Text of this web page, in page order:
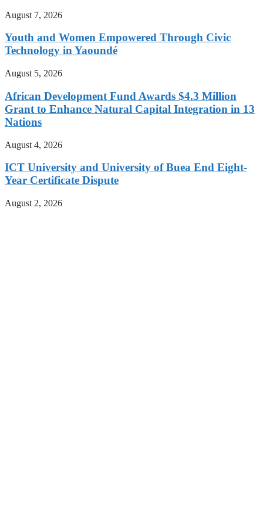
August 7, 2026
Youth and Women Empowered Through Civic
Technology in Yaoundé
August 5, 2026
African Development Fund Awards $4.3 Million
Grant to Enhance Natural Capital Integration in 13
Nations
August 4, 2026
ICT University and University of Buea End Eight-
Year Certificate Dispute
August 2, 2026